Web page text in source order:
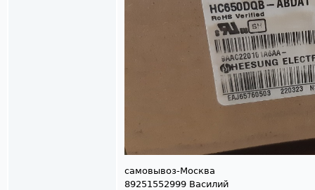
самовывоз-Москва
89251552999 Василий